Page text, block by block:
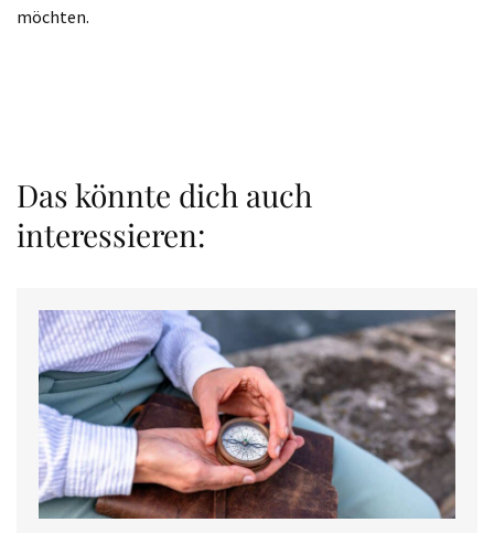
möchten.
Das könnte dich auch
interessieren: